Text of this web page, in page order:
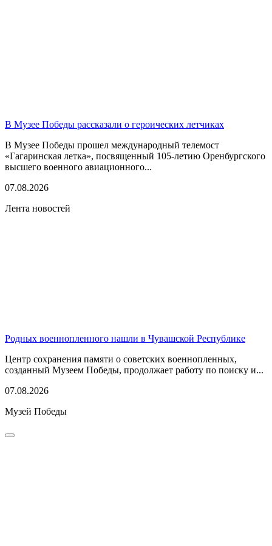
В Музее Победы рассказали о героических летчиках
В Музее Победы прошел международный телемост
«Гагаринская летка», посвященный 105-летию Оренбургского
высшего военного авиационного...
07.08.2026
Лента новостей
Родных военнопленного нашли в Чувашской Республике
Центр сохранения памяти о советских военнопленных,
созданный Музеем Победы, продолжает работу по поиску и...
07.08.2026
Музей Победы